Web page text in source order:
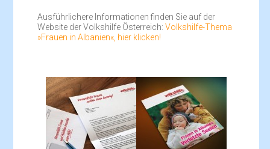
Ausführlichere Informationen finden Sie auf der
Website der Volkshilfe Österreich:Volkshilfe-Thema
»Frauen in Albanien«, hier klicken!